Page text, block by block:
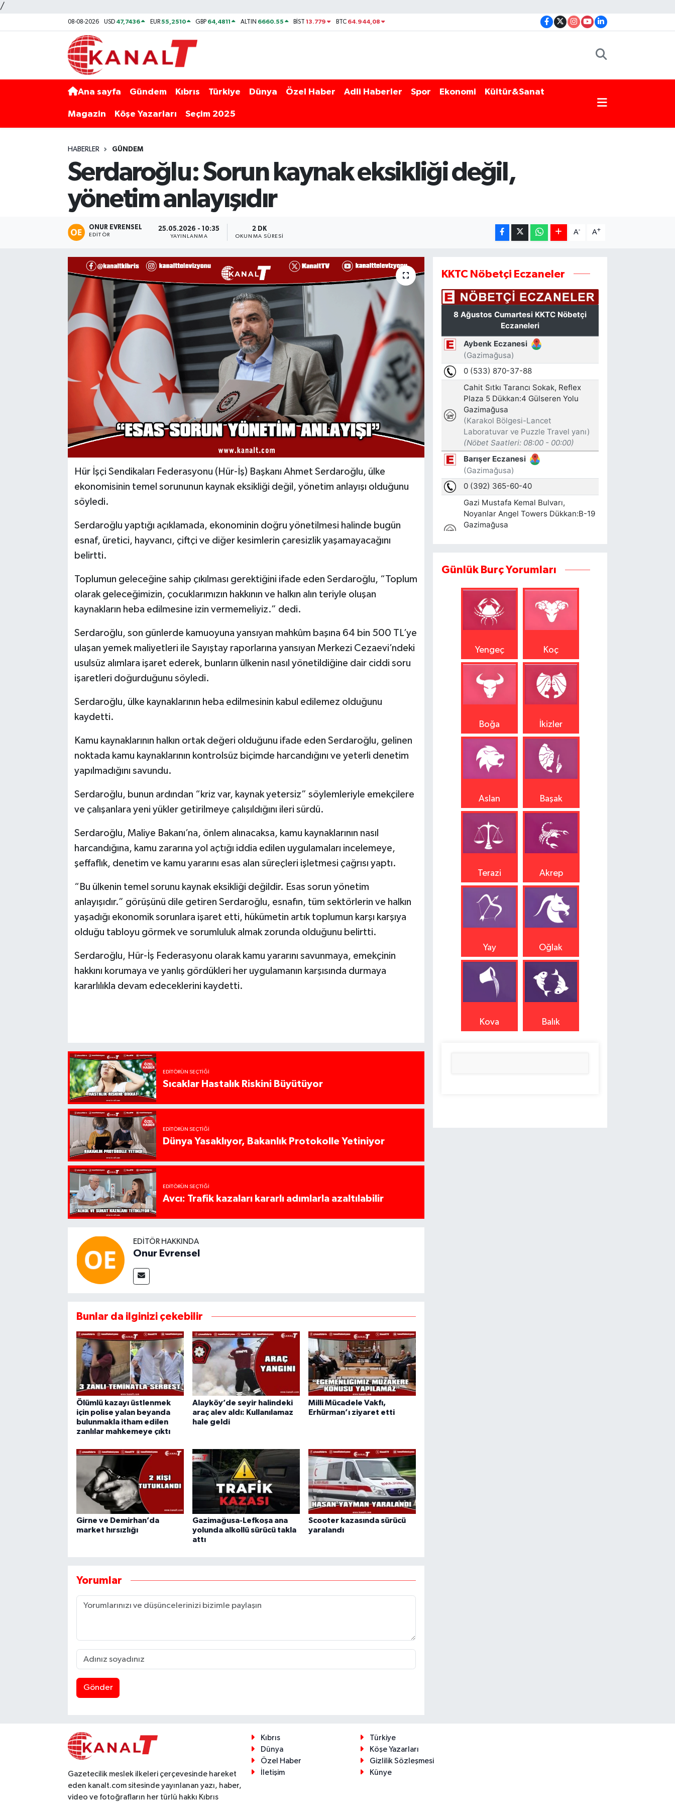
/
08-08-2026 USD 47,7436 EUR55,2510 GBP 64,4811 ALTIN 6660.55 BİST13.779 BTC 64.944,08
Ana sayfa Gündem Kıbrıs Türkiye Dünya Özel Haber Adli Haberler Spor Ekonomi Kültür&Sanat
Magazin Köşe Yazarları Seçim 2025
HABERLER GÜNDEM
Serdaroğlu: Sorun kaynak eksikliği değil,
yönetim anlayışıdır
ONUR EVRENSEL
EDITÖR
25.05.2026 - 10:35
YAYINLANMA
2 DK
OKUNMA SÜRESI
A- A+
Hür İşçi Sendikaları Federasyonu (Hür-İş) Başkanı Ahmet Serdaroğlu, ülke
ekonomisinin temel sorununun kaynak eksikliği değil, yönetim anlayışı olduğunu
söyledi.
Serdaroğlu yaptığı açıklamada, ekonominin doğru yönetilmesi halinde bugün
esnaf, üretici, hayvancı, çiftçi ve diğer kesimlerin çaresizlik yaşamayacağını
belirtti.
Toplumun geleceğine sahip çıkılması gerektiğini ifade eden Serdaroğlu, “Toplum
olarak geleceğimizin, çocuklarımızın hakkının ve halkın alın teriyle oluşan
kaynakların heba edilmesine izin vermemeliyiz.” dedi.
Serdaroğlu, son günlerde kamuoyuna yansıyan mahkûm başına 64 bin 500 TL’ye
ulaşan yemek maliyetleri ile Sayıştay raporlarına yansıyan Merkezi Cezaevi’ndeki
usulsüz alımlara işaret ederek, bunların ülkenin nasıl yönetildiğine dair ciddi soru
işaretleri doğurduğunu söyledi.
Serdaroğlu, ülke kaynaklarının heba edilmesinin kabul edilemez olduğunu
kaydetti.
Kamu kaynaklarının halkın ortak değeri olduğunu ifade eden Serdaroğlu, gelinen
noktada kamu kaynaklarının kontrolsüz biçimde harcandığını ve yeterli denetim
yapılmadığını savundu.
Serdaroğlu, bunun ardından “kriz var, kaynak yetersiz” söylemleriyle emekçilere
ve çalışanlara yeni yükler getirilmeye çalışıldığını ileri sürdü.
Serdaroğlu, Maliye Bakanı’na, önlem alınacaksa, kamu kaynaklarının nasıl
harcandığına, kamu zararına yol açtığı iddia edilen uygulamaları incelemeye,
şeffaflık, denetim ve kamu yararını esas alan süreçleri işletmesi çağrısı yaptı.
“Bu ülkenin temel sorunu kaynak eksikliği değildir. Esas sorun yönetim
anlayışıdır.” görüşünü dile getiren Serdaroğlu, esnafın, tüm sektörlerin ve halkın
yaşadığı ekonomik sorunlara işaret etti, hükümetin artık toplumun karşı karşıya
olduğu tabloyu görmek ve sorumluluk almak zorunda olduğunu belirtti.
Serdaroğlu, Hür-İş Federasyonu olarak kamu yararını savunmaya, emekçinin
hakkını korumaya ve yanlış gördükleri her uygulamanın karşısında durmaya
kararlılıkla devam edeceklerini kaydetti.
EDITÖRÜN SEÇTIĞI
Sıcaklar Hastalık Riskini Büyütüyor
EDITÖRÜN SEÇTIĞI
Dünya Yasaklıyor, Bakanlık Protokolle Yetiniyor
EDITÖRÜN SEÇTIĞI
Avcı: Trafik kazaları kararlı adımlarla azaltılabilir
EDITÖR HAKKINDA
Onur Evrensel
Bunlar da ilginizi çekebilir
Ölümlü kazayı üstlenmek
için polise yalan beyanda
bulunmakla itham edilen
zanlılar mahkemeye çıktı
Alayköy’de seyir halindeki
araç alev aldı: Kullanılamaz
hale geldi
Milli Mücadele Vakfı,
Erhürman’ı ziyaret etti
Girne ve Demirhan’da
market hırsızlığı
Gazimağusa-Lefkoşa ana
yolunda alkollü sürücü takla
attı
Scooter kazasında sürücü
yaralandı
Yorumlar
Gönder
KKTC Nöbetçi Eczaneler
Günlük Burç Yorumları
Yengeç Koç
Boğa İkizler
Aslan Başak
Terazi Akrep
Yay Oğlak
Kova Balık
Gazetecilik meslek ilkeleri çerçevesinde hareket
eden kanalt.com sitesinde yayınlanan yazı, haber,
video ve fotoğrafların her türlü hakkı Kıbrıs
Kıbrıs
Türkiye
Dünya
Köşe Yazarları
Özel Haber
Gizlilik Sözleşmesi
İletişim
Künye